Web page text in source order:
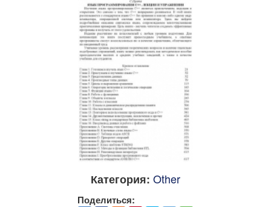
Категория: Other
Поделиться: